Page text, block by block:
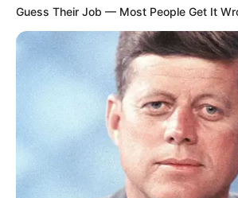
Guess Their Job — Most People Get It